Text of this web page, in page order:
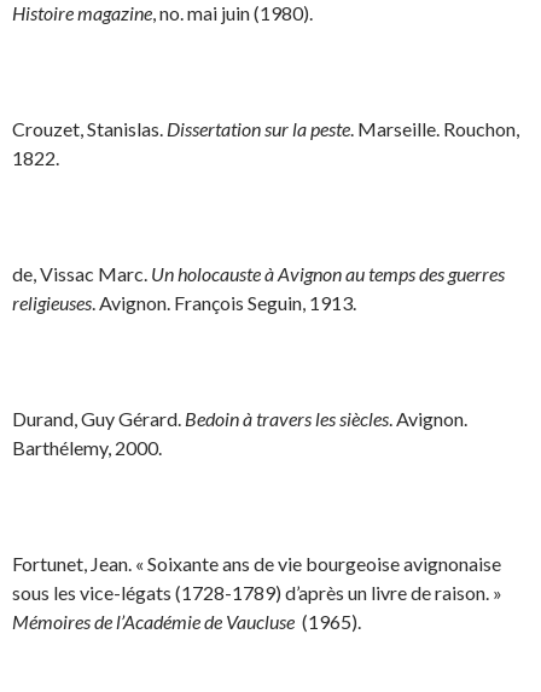
Histoire magazine, no. mai juin (1980).
Crouzet, Stanislas. Dissertation sur la peste. Marseille. Rouchon,
1822.
de, Vissac Marc. Un holocauste à Avignon au temps des guerres
religieuses. Avignon. François Seguin, 1913.
Durand, Guy Gérard. Bedoin à travers les siècles. Avignon.
Barthélemy, 2000.
Fortunet, Jean. « Soixante ans de vie bourgeoise avignonaise
sous les vice-légats (1728-1789) d’après un livre de raison. »
Mémoires de l’Académie de Vaucluse (1965).